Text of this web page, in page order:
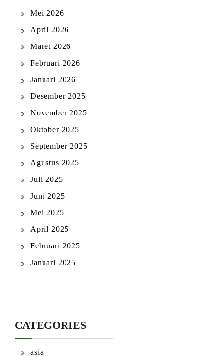
Mei 2026
April 2026
Maret 2026
Februari 2026
Januari 2026
Desember 2025
November 2025
Oktober 2025
September 2025
Agustus 2025
Juli 2025
Juni 2025
Mei 2025
April 2025
Februari 2025
Januari 2025
CATEGORIES
asia